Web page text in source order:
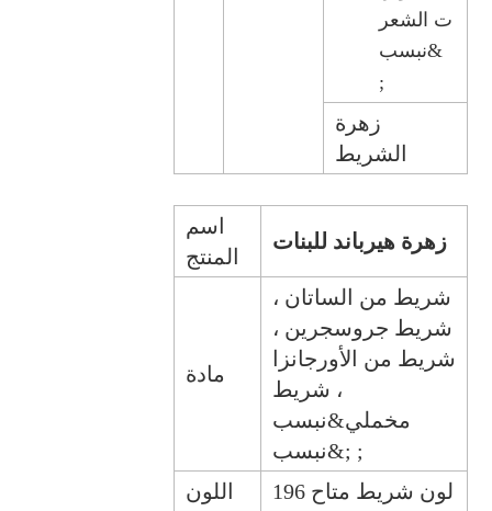
ت الشعر
&نبسب
;
زهرة
الشريط
اسم
المنتج
زهرة هيرباند للبنات
مادة
شريط من الساتان ،
شريط جروسجرين ،
شريط من الأورجانزا
، شريط
مخملي&نبسب
;&نبسب ;
اللون
196 لون شريط متاح